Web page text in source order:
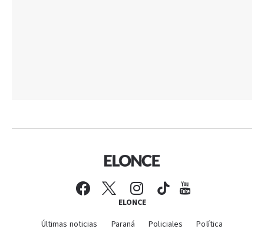
ELONCE
Últimas noticias Paraná Policiales Política